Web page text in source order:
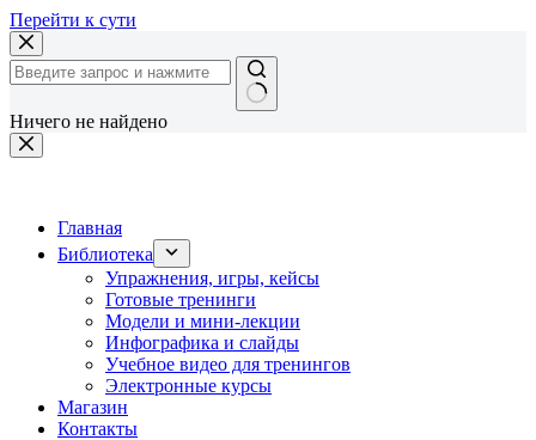
Перейти к сути
Ничего не найдено
Главная
Библиотека
Упражнения, игры, кейсы
Готовые тренинги
Модели и мини-лекции
Инфографика и слайды
Учебное видео для тренингов
Электронные курсы
Магазин
Контакты